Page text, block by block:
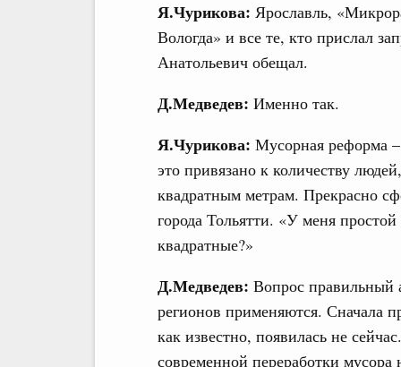
Я.Чурикова: Ярославль,
Вологда» и все те, кто прислал
Анатольевич обещал.
Д.Медведев: Именно так.
Я.Чурикова: Мусорная реформа
это привязано к количеству
квадратным метрам. Прекрасно
города Тольятти. «У меня
квадратные?»
Д.Медведев: Вопрос правильный
регионов применяются. Сначала
как известно, появилась не
современной переработки